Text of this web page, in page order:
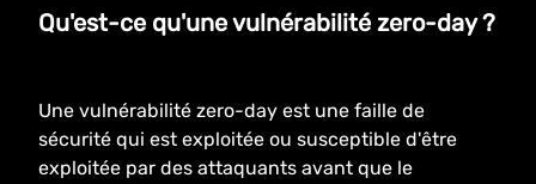
Qu'est-ce qu'une vulnérabilité zero-day ?
Une vulnérabilité zero-day est une faille de
sécurité qui est exploitée ou susceptible d'être
exploitée par des attaquants avant que le